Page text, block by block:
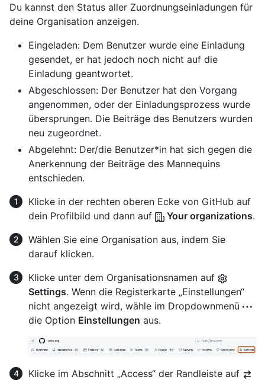
Du kannst den Status aller Zuordnungseinladungen für
deine Organisation anzeigen.
Eingeladen: Dem Benutzer wurde eine Einladung
gesendet, er hat jedoch noch nicht auf die
Einladung geantwortet.
Abgeschlossen: Der Benutzer hat den Vorgang
angenommen, oder der Einladungsprozess wurde
übersprungen. Die Beiträge des Benutzers wurden
neu zugeordnet.
Abgelehnt: Der/die Benutzer*in hat sich gegen die
Anerkennung der Beiträge des Mannequins
entschieden.
Klicke in der rechten oberen Ecke von GitHub auf
dein Profilbild und dann auf
Your organizations.
Wählen Sie eine Organisation aus, indem Sie
darauf klicken.
Klicke unter dem Organisationsnamen auf
Settings. Wenn die Registerkarte „Einstellungen“
nicht angezeigt wird, wähle im Dropdownmenü
die Option Einstellungen aus.
Klicke im Abschnitt „Access“ der Randleiste auf